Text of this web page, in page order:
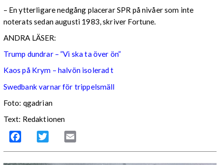
– En ytterligare nedgång placerar SPR på nivåer som inte
noterats sedan augusti 1983, skriver Fortune.
ANDRA LÄSER:
Trump dundrar – ”Vi ska ta över ön”
Kaos på Krym – halvön isolerad t
Swedbank varnar för trippelsmäll
Foto: qgadrian
Text: Redaktionen
Facebook Twitter